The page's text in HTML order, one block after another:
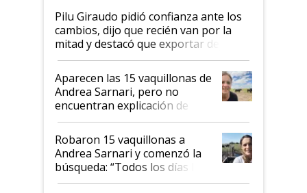
Pilu Giraudo pidió confianza ante los
cambios, dijo que recién van por la
mitad y destacó que exportar dejó de
ser "para unos pocos": "Tenemos un
mandato muy claro del gobierno
nacional"
Aparecen las 15 vaquillonas de
Andrea Sarnari, pero no
encuentran explicación de
cómo llegaron allí
Robaron 15 vaquillonas a
Andrea Sarnari y comenzó la
búsqueda: “Todos los días le
toca a algún productor”